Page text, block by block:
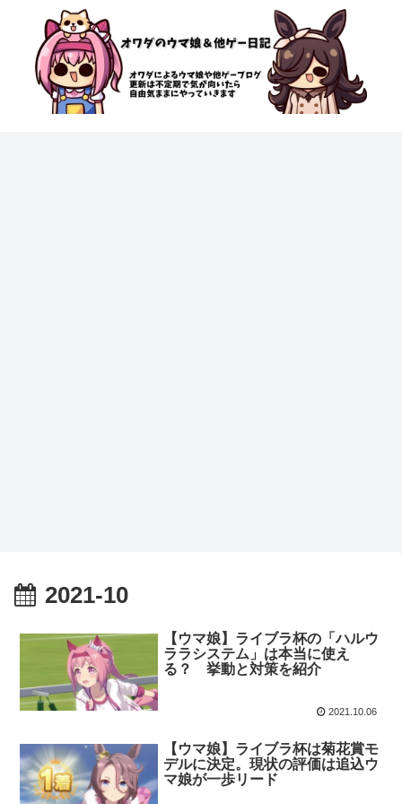
2021-10
【ウマ娘】ライブラ杯の「ハルウ
ララシステム」は本当に使え
る？ 挙動と対策を紹介
2021.10.06
【ウマ娘】ライブラ杯は菊花賞モ
デルに決定。現状の評価は追込ウ
マ娘が一歩リード